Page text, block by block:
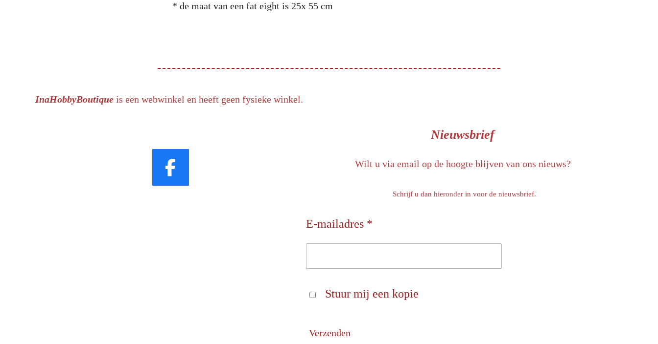
* de maat van een fat eight is 25x 55 cm
InaHobbyBoutique is een webwinkel en heeft geen fysieke winkel.
F
Nieuwsbrief
Wilt u via email op de hoogte blijven van ons nieuws?
Schrijf u dan hieronder in voor de nieuwsbrief.
E-mailadres *
Stuur mij een kopie
Verzenden